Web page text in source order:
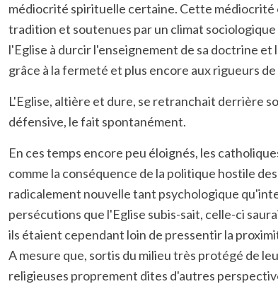
médiocrité spirituelle certaine. Cette médiocrité
tradition et soutenues par un climat
l'Eglise à durcir l'enseignement de sa doctrine
grâce à la fermeté et plus encore aux rigueurs
L'Eglise, altière et dure, se retranchait derrière
défensive, le fait spontanément.
En ces temps encore peu éloignés, les
comme la conséquence de la politique hostile
radicalement nouvelle tant psychologique
persécutions que l'Eglise subis-sait, celle-ci
ils étaient cependant loin de pressentir la
A mesure que, sortis du milieu très protégé de
religieuses proprement dites d'autres